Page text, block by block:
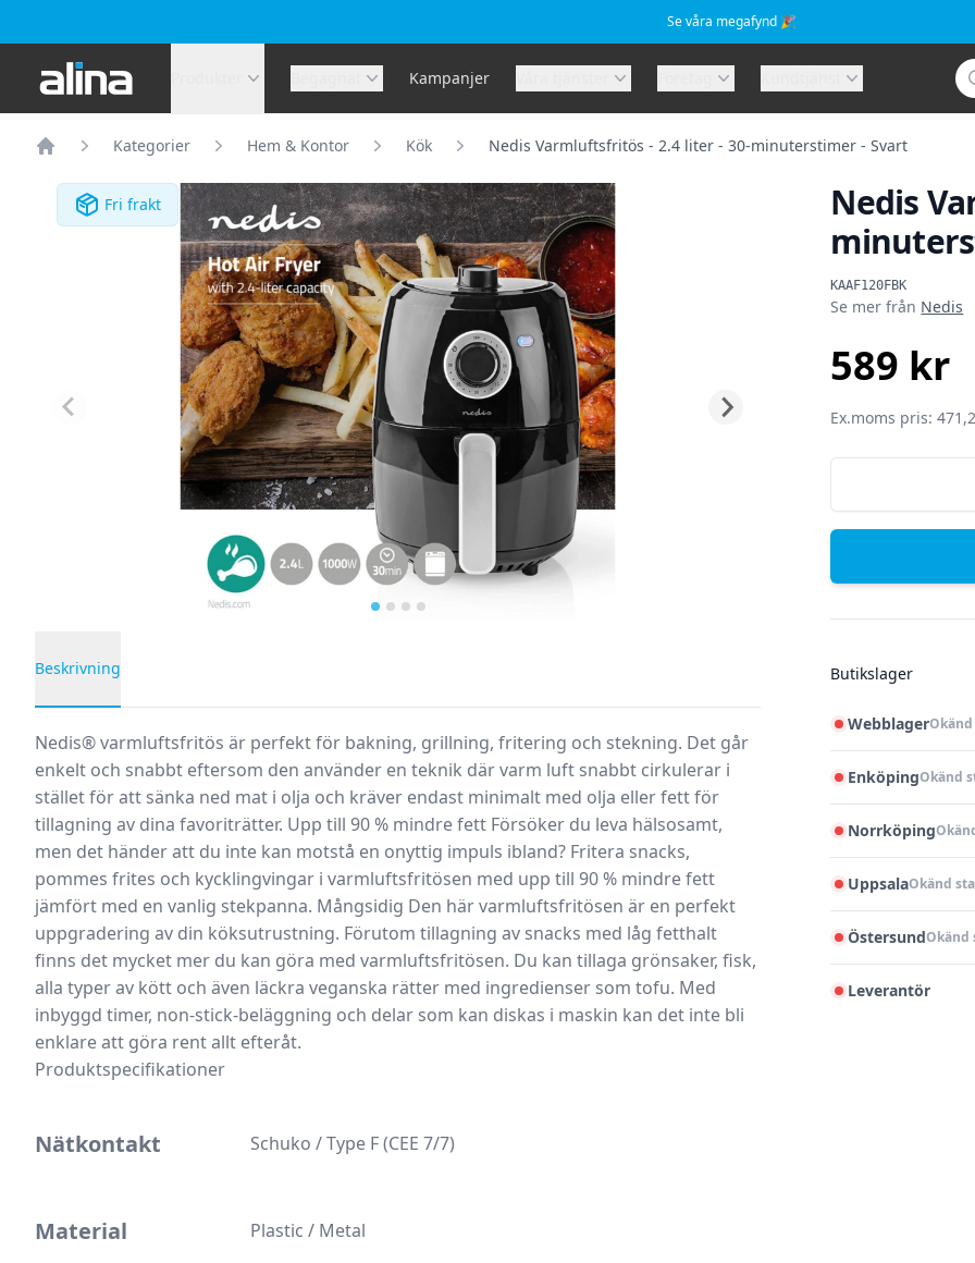
Se våra megafynd 🎉
Alina.se Kampanjer
Kategorier Hem & Kontor Kök Nedis Varmluftsfritös - 2.4 liter - 30-minuterstimer - Svart
Fri frakt
Nedis
KAAF120FBK
Se mer från Nedis
589 kr
Ex.moms pris:
Butikslager
Webblager
EnköpingOkänd
Norrköping
UppsalaOkänd
ÖstersundOkänd
Leverantör
Beskrivning
Nedis® varmluftsfritös är perfekt för bakning, grillning, fritering och stekning. Det går
enkelt och snabbt eftersom den använder en teknik där varm luft snabbt cirkulerar i
stället för att sänka ned mat i olja och kräver endast minimalt med olja eller fett för
tillagning av dina favoriträtter. Upp till 90 % mindre fett Försöker du leva hälsosamt,
men det händer att du inte kan motstå en onyttig impuls ibland? Fritera snacks,
pommes frites och kycklingvingar i varmluftsfritösen med upp till 90 % mindre fett
jämfört med en vanlig stekpanna. Mångsidig Den här varmluftsfritösen är en perfekt
uppgradering av din köksutrustning. Förutom tillagning av snacks med låg fetthalt
finns det mycket mer du kan göra med varmluftsfritösen. Du kan tillaga grönsaker, fisk,
alla typer av kött och även läckra veganska rätter med ingredienser som tofu. Med
inbyggd timer, non-stick-beläggning och delar som kan diskas i maskin kan det inte bli
enklare att göra rent allt efteråt.
Produktspecifikationer
Nätkontakt Schuko / Type F (CEE 7/7)
Material Plastic / Metal